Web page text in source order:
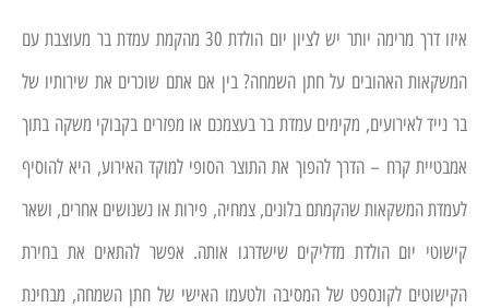
איזו דרך מרימה יותר יש לציון יום הולדת 30 מהקמת עמדת בר מעוצבת עם
המשקאות האהובים על חתן השמחה? בין אם אתם שוכרים את שירותיו של
בר נייד לאירועים, מקימים עמדת בר בעצמכם או מפזרים בקבוקי משקה בתוך
אמבטיית קרח – הדרך להפוך את התוצר הסופי למוקד האירוע, היא להוסיף
לעמדת המשקאות שהקמתם בלונים, צמחיה, פירות או נשנושים אחרים, ושאר
קישוטי יום הולדת מדליקים שישדרגו אותה. אפשר להתאים את בחירת
הקישוטים לקונספט של המסיבה ולטעמו האישי של חתן השמחה, מבחינת